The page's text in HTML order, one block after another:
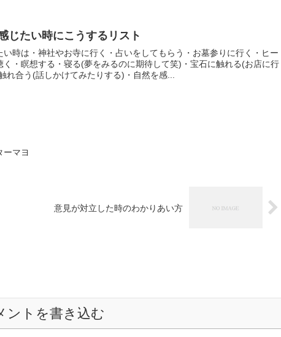
じたい時にこうするリスト
い時は・神社やお寺に行く・占いをしてもらう・お墓参りに行く・ヒー
く・瞑想する・寝る(夢をみるのに期待して笑)・宝石に触れる(お店に行
合う(話しかけてみたりする)・自然を感...
マヨ
意見が対立した時のわかりあい方
ントを書き込む